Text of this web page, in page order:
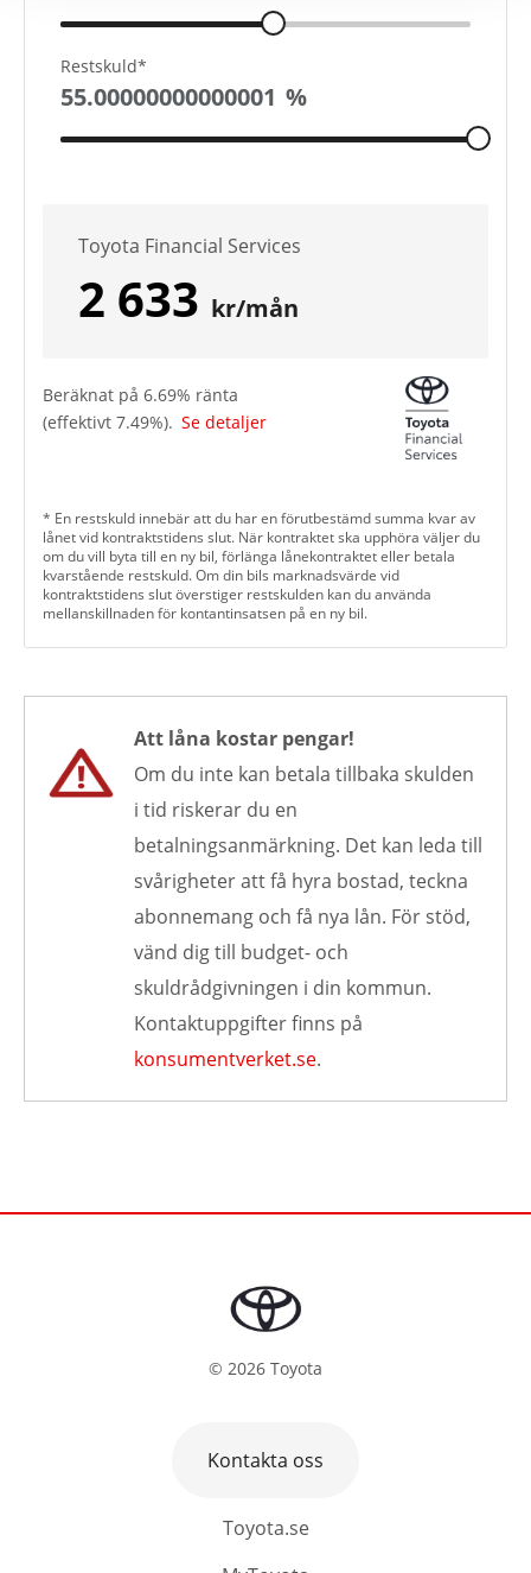
Restskuld*
55.00000000000001 %
Toyota Financial Services
2 633 kr/mån
Beräknat på 6.69% ränta
(effektivt 7.49%). Se detaljer
* En restskuld innebär att du har en förutbestämd summa kvar av
lånet vid kontraktstidens slut. När kontraktet ska upphöra väljer du
om du vill byta till en ny bil, förlänga lånekontraktet eller betala
kvarstående restskuld. Om din bils marknadsvärde vid
kontraktstidens slut överstiger restskulden kan du använda
mellanskillnaden för kontantinsatsen på en ny bil.
Att låna kostar pengar!
Om du inte kan betala tillbaka skulden
i tid riskerar du en
betalningsanmärkning. Det kan leda till
svårigheter att få hyra bostad, teckna
abonnemang och få nya lån. För stöd,
vänd dig till budget- och
skuldrådgivningen i din kommun.
Kontaktuppgifter finns på
konsumentverket.se.
© 2026 Toyota
Toyota.se
Kontakta oss